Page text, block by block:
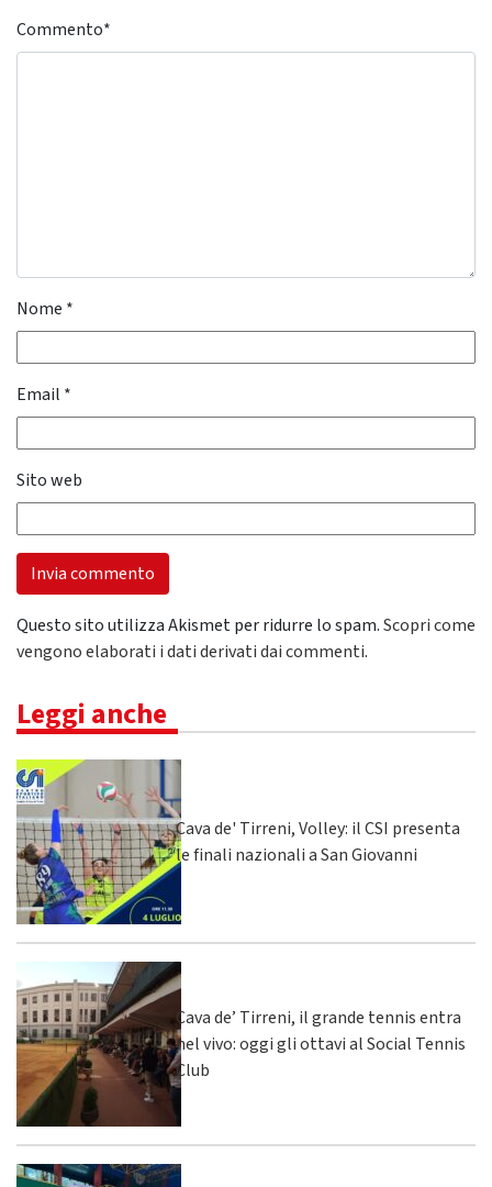
Commento*
Nome *
Email *
Sito web
Questo sito utilizza Akismet per ridurre lo spam.Scopri come
vengono elaborati i dati derivati dai commenti.
Leggi anche
Cava de' Tirreni, Volley: il CSI presenta
le finali nazionali a San Giovanni
Cava de’ Tirreni, il grande tennis entra
nel vivo: oggi gli ottavi al Social Tennis
Club